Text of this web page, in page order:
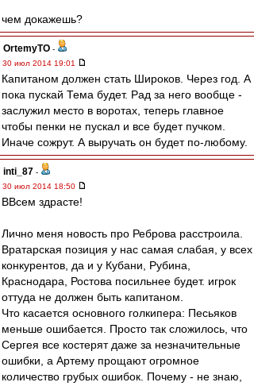
чем докажешь?
OrtemyTO -
30 июл 2014 19:01
Капитаном должен стать Широков. Через год. А
пока пускай Тема будет. Рад за него вообще -
заслужил место в воротах, теперь главное
чтобы пенки не пускал и все будет пучком.
Иначе сожрут. А выручать он будет по-любому.
inti_87 -
30 июл 2014 18:50
ВВсем здрасте!
Лично меня новость про Реброва расстроила.
Вратарская позиция у нас самая слабая, у всех
конкурентов, да и у Кубани, Рубина,
Краснодара, Ростова посильнее будет. игрок
оттуда не должен быть капитаном.
Что касается основного голкипера: Песьяков
меньше ошибается. Просто так сложилось, что
Сергея все костерят даже за незначительные
ошибки, а Артему прощают огромное
количество грубых ошибок. Почему - не знаю,